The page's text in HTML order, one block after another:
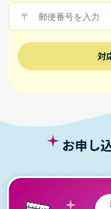
対
お申し